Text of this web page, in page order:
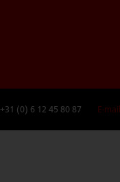
+31 (0) 6 12 45 80 87 E-mail